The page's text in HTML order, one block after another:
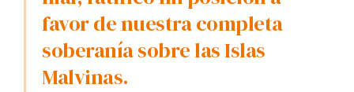
favor de nuestra completa
soberanía sobre las Islas
Malvinas.